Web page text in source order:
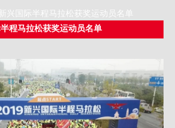
程马拉松获奖运动员名单